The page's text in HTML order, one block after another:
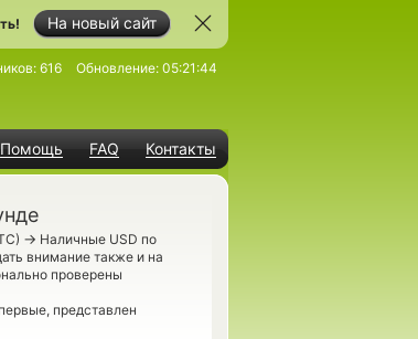
На новый сайт
Помощь FAQ Контакты
616 Обновление: 05:21:44
→ Наличные USD по
внимание также и на
проверены
представлен